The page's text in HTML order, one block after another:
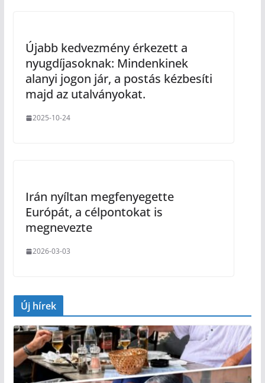
Újabb kedvezmény érkezett a
nyugdíjasoknak: Mindenkinek
alanyi jogon jár, a postás kézbesíti
majd az utalványokat.
2025-10-24
Irán nyíltan megfenyegette
Európát, a célpontokat is
megnevezte
2026-03-03
Új hírek